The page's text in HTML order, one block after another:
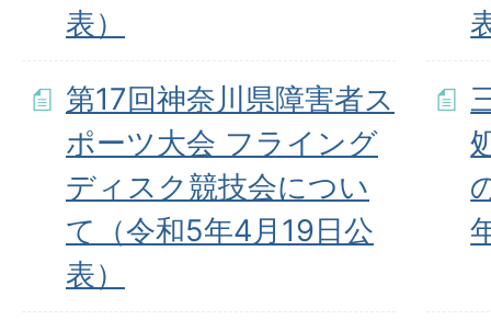
表）
第17回神奈川県障害者ス
ポーツ大会 フライング
ディスク競技会につい
て（令和5年4月19日公
表）